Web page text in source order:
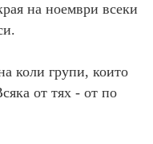
на ноември всеки
коли групи, които
от тях - от по